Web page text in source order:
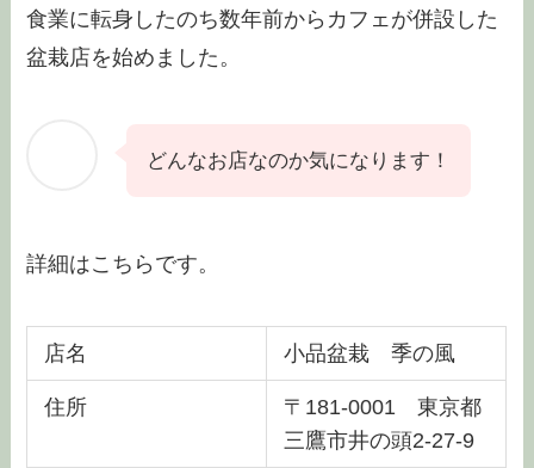
食業に転身したのち数年前からカフェが併設した
盆栽店を始めました。
どんなお店なのか気になります！
詳細はこちらです。
店名 小品盆栽 季の風
住所
〒181-0001 東京都
三鷹市井の頭2-27-9